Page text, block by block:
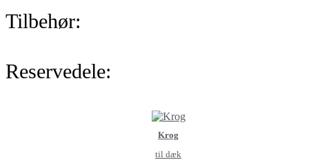
Tilbehør:
Reservedele:
Krog
til dæk